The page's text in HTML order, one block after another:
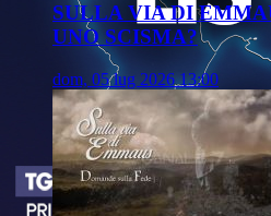
SULLA VIA DI
UNO SCISMA?
dom, 05 lug 2026 13:00